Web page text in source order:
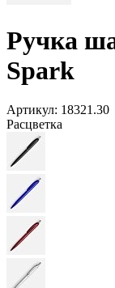
Ручка
Spark
Артикул: 18321.30
Расцветка